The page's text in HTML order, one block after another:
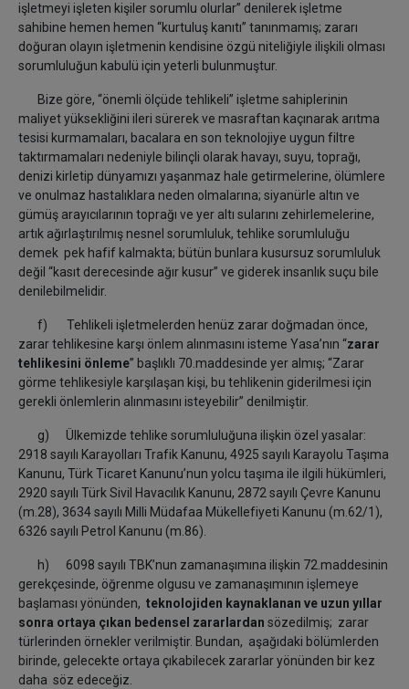
işletmeyi işleten kişiler sorumlu olurlar” denilerek işletme
sahibine hemen hemen “kurtuluş kanıtı” tanınmamış; zararı
doğuran olayın işletmenin kendisine özgü niteliğiyle ilişkili olması
sorumluluğun kabulü için yeterli bulunmuştur.
Bize göre, “önemli ölçüde tehlikeli” işletme sahiplerinin
maliyet yüksekliğini ileri sürerek ve masraftan kaçınarak arıtma
tesisi kurmamaları, bacalara en son teknolojiye uygun filtre
taktırmamaları nedeniyle bilinçli olarak havayı, suyu, toprağı,
denizi kirletip dünyamızı yaşanmaz hale getirmelerine, ölümlere
ve onulmaz hastalıklara neden olmalarına; siyanürle altın ve
gümüş arayıcılarının toprağı ve yer altı sularını zehirlemelerine,
artık ağırlaştırılmış nesnel sorumluluk, tehlike sorumluluğu
demek pek hafif kalmakta; bütün bunlara kusursuz sorumluluk
değil “kasıt derecesinde ağır kusur” ve giderek insanlık suçu bile
denilebilmelidir.
f) Tehlikeli işletmelerden henüz zarar doğmadan önce,
zarar tehlikesine karşı önlem alınmasını isteme Yasa’nın “zarar
tehlikesini önleme” başlıklı 70.maddesinde yer almış; “Zarar
görme tehlikesiyle karşılaşan kişi, bu tehlikenin giderilmesi için
gerekli önlemlerin alınmasını isteyebilir” denilmiştir.
g) Ülkemizde tehlike sorumluluğuna ilişkin özel yasalar:
2918 sayılı Karayolları Trafik Kanunu, 4925 sayılı Karayolu Taşıma
Kanunu, Türk Ticaret Kanunu’nun yolcu taşıma ile ilgili hükümleri,
2920 sayılı Türk Sivil Havacılık Kanunu, 2872 sayılı Çevre Kanunu
(m.28), 3634 sayılı Milli Müdafaa Mükellefiyeti Kanunu (m.62/1),
6326 sayılı Petrol Kanunu (m.86).
h) 6098 sayılı TBK’nun zamanaşımına ilişkin 72.maddesinin
gerekçesinde, öğrenme olgusu ve zamanaşımının işlemeye
başlaması yönünden, teknolojiden kaynaklanan ve uzun yıllar
sonra ortaya çıkan bedensel zararlardan sözedilmiş; zarar
türlerinden örnekler verilmiştir. Bundan, aşağıdaki bölümlerden
birinde, gelecekte ortaya çıkabilecek zararlar yönünden bir kez
daha söz edeceğiz.